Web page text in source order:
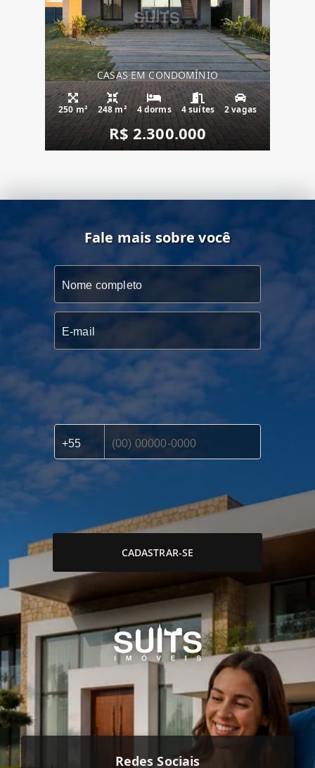
CASAS EM CONDOMÍNIO
250 m² 248 m² 4 dorms 4 suítes 2 vagas
R$ 2.300.000
Fale mais sobre você
CADASTRAR-SE
Redes Sociais